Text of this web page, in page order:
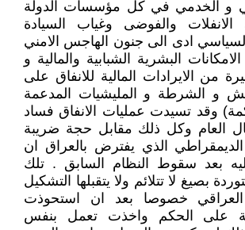
و الخدمي في كل مؤسسات الدولة
الانفلات والفوضى وغياب السيادة
السياسي ادى الى جنون الهاجس الامني
البشرية الشبابية والمالية و
الايرادات المالية للانفاق على
و الشرطة و المليشيات المدعمة
وقد تسيدت عمليات الانفاق فساد
العام وكل ذلك مقابل حجة ضريبة
الديمقراطي الذي يفترض بالعراق ان
بعد سقوط النظام السابق . تلك
بصيغ لا تتلائم ولا يتقبلها التشكيل
العراقي خصوصا بعد ان استحوذت
على الحكم واخذت تعمل بنفس